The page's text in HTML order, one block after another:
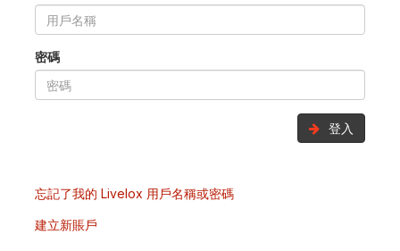
密碼
登入
忘記了我的 Livelox 用戶名稱或密碼
建立新賬戶